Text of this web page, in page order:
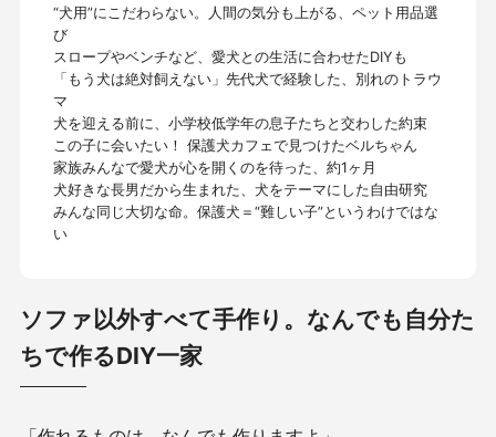
“犬用”にこだわらない。人間の気分も上がる、ペット用品選
び
スロープやベンチなど、愛犬との生活に合わせたDIYも
「もう犬は絶対飼えない」先代犬で経験した、別れのトラウ
マ
犬を迎える前に、小学校低学年の息子たちと交わした約束
この子に会いたい！ 保護犬カフェで見つけたベルちゃん
家族みんなで愛犬が心を開くのを待った、約1ヶ月
犬好きな長男だから生まれた、犬をテーマにした自由研究
みんな同じ大切な命。保護犬＝“難しい子”というわけではな
い
ソファ以外すべて手作り。なんでも自分た
ちで作るDIY一家